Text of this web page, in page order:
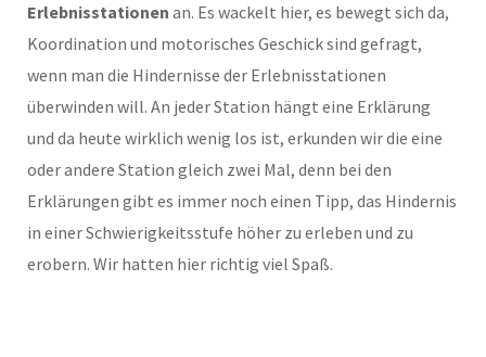
Erlebnisstationen an. Es wackelt hier, es bewegt sich da,
Koordination und motorisches Geschick sind gefragt,
wenn man die Hindernisse der Erlebnisstationen
überwinden will. An jeder Station hängt eine Erklärung
und da heute wirklich wenig los ist, erkunden wir die eine
oder andere Station gleich zwei Mal, denn bei den
Erklärungen gibt es immer noch einen Tipp, das Hindernis
in einer Schwierigkeitsstufe höher zu erleben und zu
erobern. Wir hatten hier richtig viel Spaß.